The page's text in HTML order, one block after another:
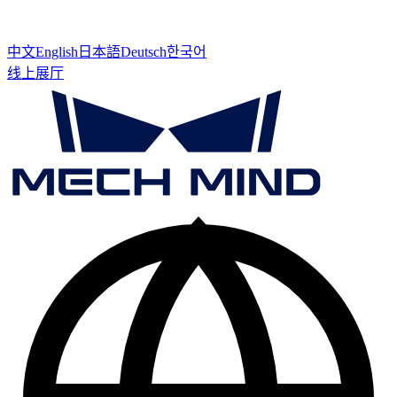
中文English 日本語Deutsch한국어
线上展厅